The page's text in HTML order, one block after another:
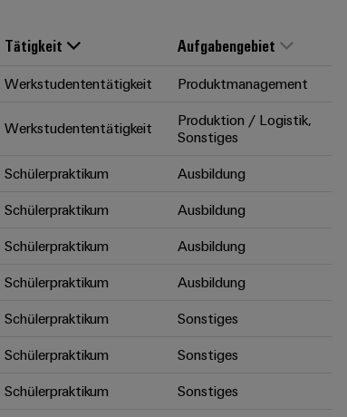
Tätigkeit Aufgabengebiet
Werkstudententätigkeit Produktmanagement
Werkstudententätigkeit
Produktion / Logistik,
Sonstiges
Schülerpraktikum
Ausbildung
Schülerpraktikum
Ausbildung
Schülerpraktikum
Ausbildung
Schülerpraktikum
Ausbildung
Schülerpraktikum
Sonstiges
Schülerpraktikum
Sonstiges
Schülerpraktikum
Sonstiges